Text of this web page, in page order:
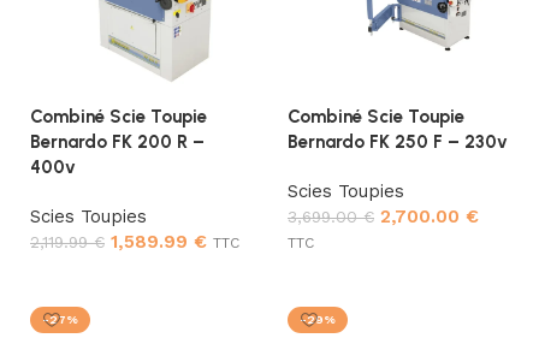
Combiné Scie Toupie
Bernardo FK 200 R –
400v
Scies Toupies
2,119.99€ 1,589.99 € TTC
Combiné Scie Toupie
Bernardo FK 250 F – 230v
Scies Toupies
3,699.00€ 2,700.00 €
TTC
-27% -29%